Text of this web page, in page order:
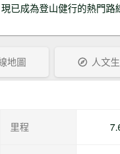
已成為登山健行的熱門路
地圖 人文
里程